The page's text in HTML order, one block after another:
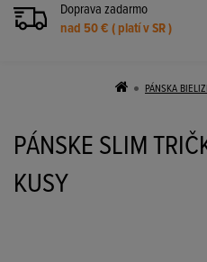
Doprava zadarmo
nad 50 € ( platí v SR )
PÁNSKA
PÁNSKE SLIM
KUSY